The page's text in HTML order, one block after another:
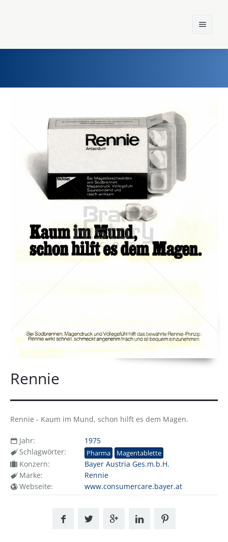
Einst und Heute
Konzerne
Rennie
Rennie - Kaum im Mund, schon hilft es dem Magen.
Jahr:
1975
Schlagwörter:
Pharma Magentablette
Konzern:
Bayer Austria Ges.m.b.H.
Marke:
Rennie
Webseite:
www.consumercare.bayer.at